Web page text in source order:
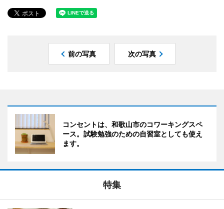
前の写真 次の写真
コンセントは、和歌山市のコワーキングスペ
ース。試験勉強のための自習室としても使え
ます。
特集